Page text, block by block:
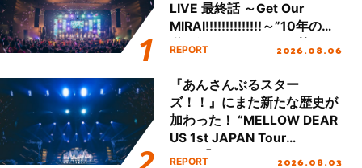
LIVE 最終話 ～Get Our
MIRAI!!!!!!!!!!!!!!～”10年の活
動を経てファイナルを迎える
REPORT 2026.08.06
『あんさんぶるスター
ズ！！』にまた新たな歴史が
加わった！ “MELLOW DEAR
US 1st JAPAN Tour
Final「NICE to meet YOU
REPORT 2026.08.03